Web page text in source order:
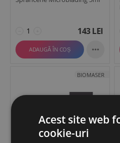
143LEI
ADAUGĂ ÎN COȘ 
BIOMASER
Acest site web
cookie-uri